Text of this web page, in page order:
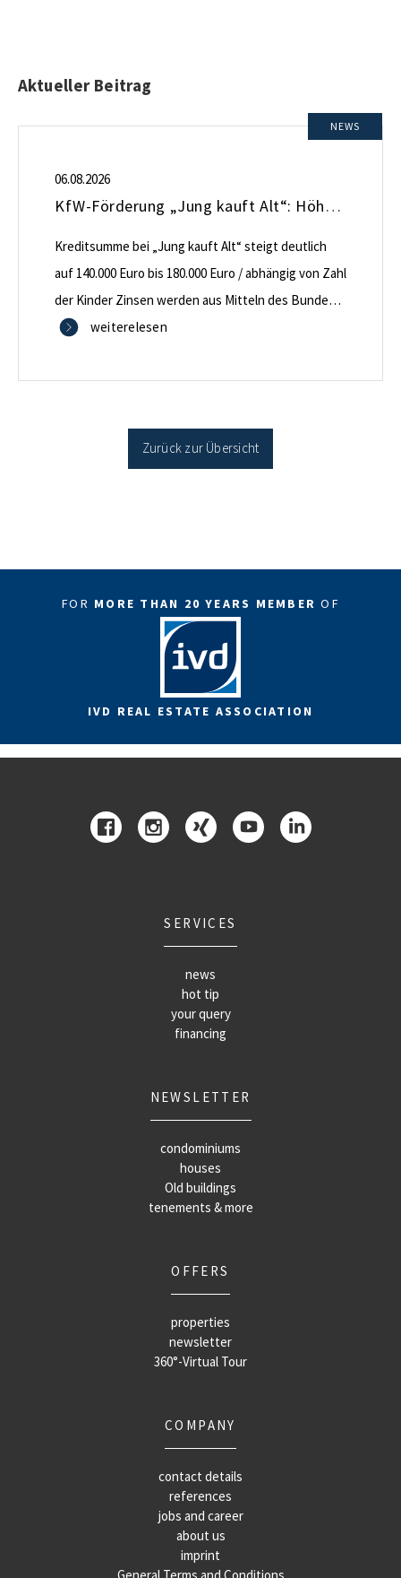
Aktueller Beitrag
NEWS
06.08.2026
KfW-Förderung „Jung kauft Alt“: Höhere Kredite ab August 2026
Kreditsumme bei „Jung kauft Alt“ steigt deutlich
auf 140.000 Euro bis 180.000 Euro / abhängig von Zahl
der Kinder Zinsen werden aus Mitteln des Bundes
verbilligt: Heutiger Zins bei 0,53 Prozent effektiv bei
Antragstellende verpflichten sich zu energetischer
Sanierung in Einzelmaßnahmen […]
weiterelesen
Zurück zur Übersicht
FOR MORE THAN 20 YEARS MEMBEROF
IVD REAL ESTATE ASSOCIATION
SERVICES
news
hot tip
your query
financing
NEWSLETTER
condominiums
houses
Old buildings
tenements & more
OFFERS
properties
newsletter
360°-Virtual Tour
COMPANY
contact details
references
jobs and career
about us
imprint